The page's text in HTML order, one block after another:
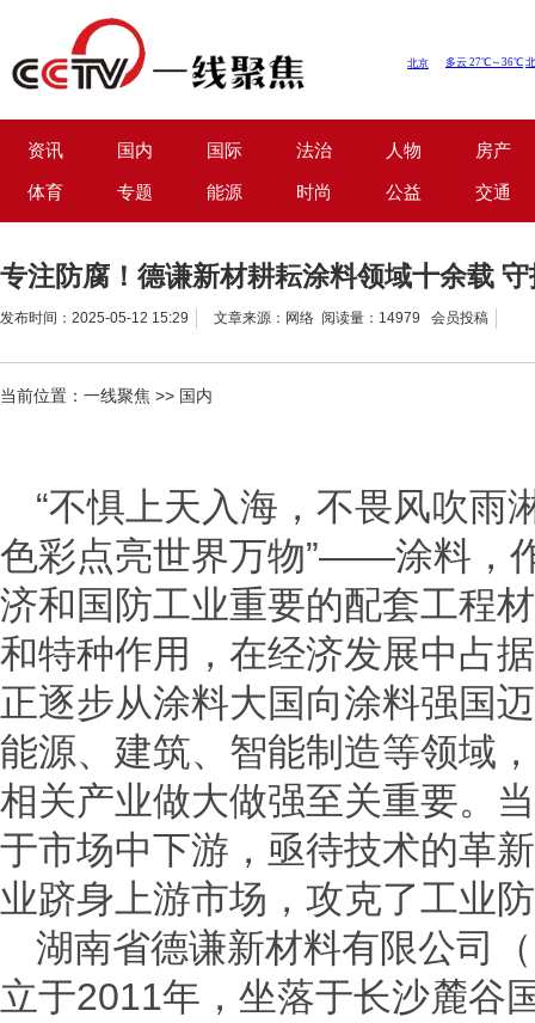
资讯 国内 国际 法治 人物 房产
体育 专题 能源 时尚 公益 交通
专注防腐！德谦新材耕耘涂料领域十余载
发布时间：2025-05-12 15:29 文章来源：网络 阅读量：14979 会员投稿
当前位置： 一线聚焦 >> 国内
“不惧上天入海，不畏风吹雨
色彩点亮世界万物”——涂料，
济和国防工业重要的配套工程
和特种作用，在经济发展中占
正逐步从涂料大国向涂料强国
能源、建筑、智能制造等领域
相关产业做大做强至关重要。
于市场中下游，亟待技术的革
业跻身上游市场，攻克了工业
湖南省德谦新材料有限公司
立于2011年，坐落于长沙麓谷